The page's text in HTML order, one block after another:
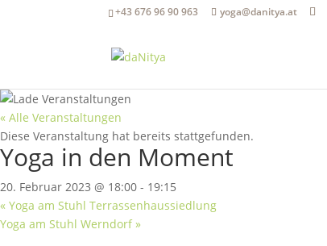
+43 676 96 90 963 yoga@danitya.at
« Alle Veranstaltungen
Diese Veranstaltung hat bereits stattgefunden.
Yoga in den Moment
20. Februar 2023 @ 18:00 - 19:15
« Yoga am Stuhl Terrassenhaussiedlung
Yoga am Stuhl Werndorf»